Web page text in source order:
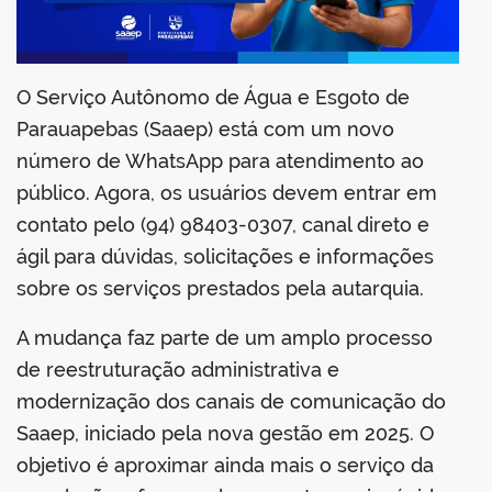
O Serviço Autônomo de Água e Esgoto de
Parauapebas (Saaep) está com um novo
número de WhatsApp para atendimento ao
público. Agora, os usuários devem entrar em
contato pelo (94) 98403-0307, canal direto e
ágil para dúvidas, solicitações e informações
sobre os serviços prestados pela autarquia.
A mudança faz parte de um amplo processo
de reestruturação administrativa e
modernização dos canais de comunicação do
Saaep, iniciado pela nova gestão em 2025. O
objetivo é aproximar ainda mais o serviço da